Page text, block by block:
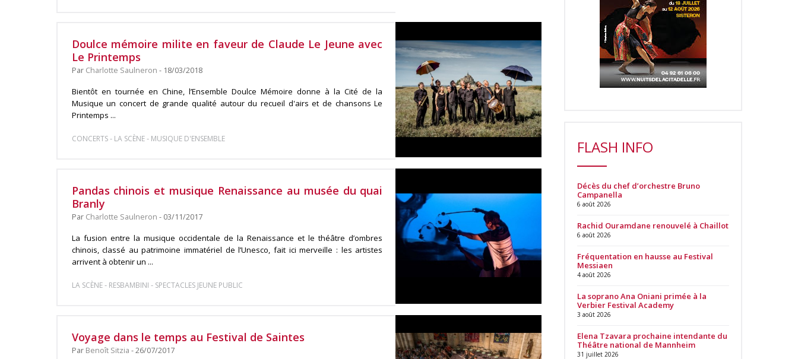
Doulce mémoire milite en faveur de Claude Le Jeune avec
Le Printemps
Par Charlotte Saulneron - 18/03/2018
Bientôt en tournée en Chine, l’Ensemble Doulce Mémoire donne à la Cité de la
Musique un concert de grande qualité autour du recueil d'airs et de chansons Le
Printemps ...
CONCERTS- LA SCÈNE- MUSIQUE D'ENSEMBLE
Pandas chinois et musique Renaissance au musée du quai
Branly
Par Charlotte Saulneron - 03/11/2017
La fusion entre la musique occidentale de la Renaissance et le théâtre d’ombres
chinois, classé au patrimoine immatériel de l’Unesco, fait ici merveille : les artistes
arrivent à obtenir un ...
LA SCÈNE- RESBAMBINI - SPECTACLES JEUNE PUBLIC
Voyage dans le temps au Festival de Saintes
Par Benoît Sitzia - 26/07/2017
FLASH INFO
Décès du chef d’orchestre Bruno
Campanella
6 août 2026
Rachid Ouramdane renouvelé à Chaillot
6 août 2026
Fréquentation en hausse au Festival
Messiaen
4 août 2026
La soprano Ana Oniani primée à la
Verbier Festival Academy
3 août 2026
Elena Tzavara prochaine intendante du
Théâtre national de Mannheim
31 juillet 2026